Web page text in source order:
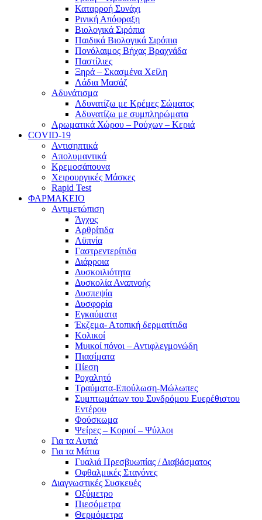
Καταρροή Συνάχι
Ρινική Απόφραξη
Βιολογικά Σιρόπια
Παιδικά Βιολογικά Σιρόπια
Πονόλαιμος Βήχας Βραχνάδα
Παστίλιες
Ξηρά – Σκασμένα Χείλη
Λάδια Μασάζ
Αδυνάτισμα
Αδυνατίζω με Κρέμες Σώματος
Αδυνατίζω με συμπληρώματα
Αρωματικά Χώρου – Ρούχων – Κεριά
COVID-19
Αντισηπτικά
Απολυμαντικά
Κρεμοσάπουνα
Χειρουργικές Μάσκες
Rapid Test
ΦΑΡΜΑΚΕΙΟ
Αντιμετώπιση
Άγχος
Αρθρίτιδα
Αϋπνία
Γαστρεντερίτιδα
Διάρροια
Δυσκοιλιότητα
Δυσκολία Αναπνοής
Δυσπεψία
Δυσφορία
Εγκαύματα
Έκζεμα- Ατοπική δερματίτιδα
Κολικοί
Μυικοί πόνοι – Αντιφλεγμονώδη
Πιασίματα
Πίεση
Ροχαλητό
Τραύματα-Επούλωση-Μώλωπες
Συμπτωμάτων του Συνδρόμου Ευερέθιστου
Εντέρου
Φούσκωμα
Ψείρες – Κοριοί – Ψύλλοι
Για τα Αυτιά
Για τα Μάτια
Γυαλιά Πρεσβυωπίας / Διαβάσματος
Οφθαλμικές Σταγόνες
Διαγνωστικές Συσκευές
Οξύμετρο
Πιεσόμετρα
Θερμόμετρα